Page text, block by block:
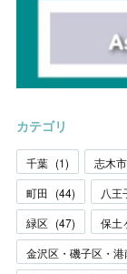
カテゴリ
千葉 (1) 志木市
町田 (44) 八王
緑区 (47) 保土
金沢区・磯子区・